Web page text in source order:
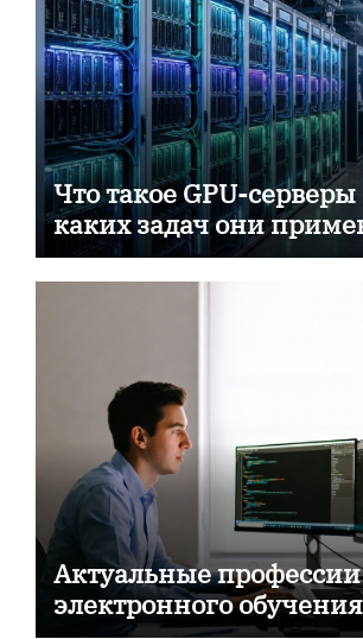
Что такое GPU-
каких задач они
Актуальные
электронного обучения